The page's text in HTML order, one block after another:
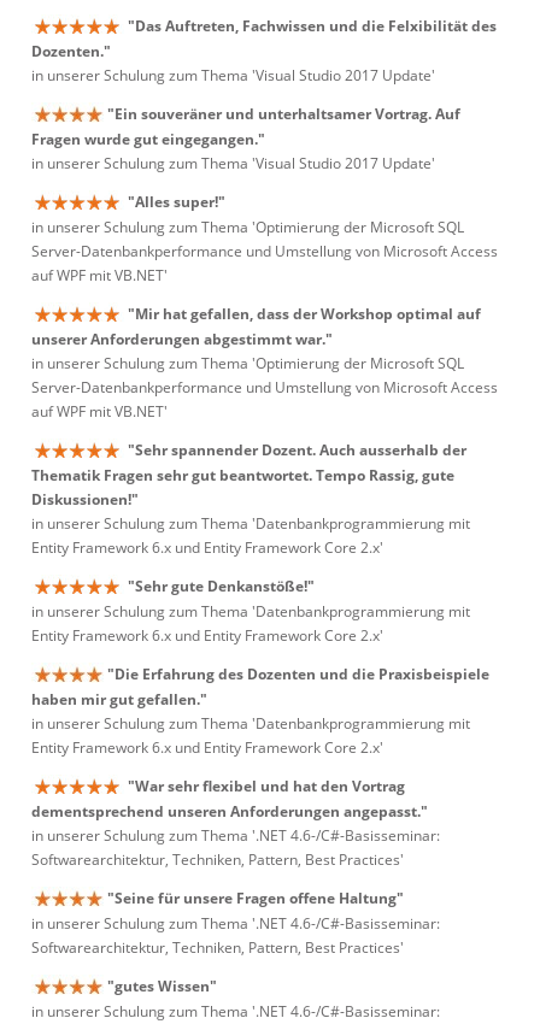
"Das Auftreten, Fachwissen und die Felxibilität des
Dozenten."
in unserer Schulung zum Thema 'Visual Studio 2017 Update'
"Ein souveräner und unterhaltsamer Vortrag. Auf
Fragen wurde gut eingegangen."
in unserer Schulung zum Thema 'Visual Studio 2017 Update'
"Alles super!"
in unserer Schulung zum Thema 'Optimierung der Microsoft SQL
Server-Datenbankperformance und Umstellung von Microsoft Access
auf WPF mit VB.NET'
"Mir hat gefallen, dass der Workshop optimal auf
unserer Anforderungen abgestimmt war."
in unserer Schulung zum Thema 'Optimierung der Microsoft SQL
Server-Datenbankperformance und Umstellung von Microsoft Access
auf WPF mit VB.NET'
"Sehr spannender Dozent. Auch ausserhalb der
Thematik Fragen sehr gut beantwortet. Tempo Rassig, gute
Diskussionen!"
in unserer Schulung zum Thema 'Datenbankprogrammierung mit
Entity Framework 6.x und Entity Framework Core 2.x'
"Sehr gute Denkanstöße!"
in unserer Schulung zum Thema 'Datenbankprogrammierung mit
Entity Framework 6.x und Entity Framework Core 2.x'
"Die Erfahrung des Dozenten und die Praxisbeispiele
haben mir gut gefallen."
in unserer Schulung zum Thema 'Datenbankprogrammierung mit
Entity Framework 6.x und Entity Framework Core 2.x'
"War sehr flexibel und hat den Vortrag
dementsprechend unseren Anforderungen angepasst."
in unserer Schulung zum Thema '.NET 4.6-/C#-Basisseminar:
Softwarearchitektur, Techniken, Pattern, Best Practices'
"Seine für unsere Fragen offene Haltung"
in unserer Schulung zum Thema '.NET 4.6-/C#-Basisseminar:
Softwarearchitektur, Techniken, Pattern, Best Practices'
"gutes Wissen"
in unserer Schulung zum Thema '.NET 4.6-/C#-Basisseminar: